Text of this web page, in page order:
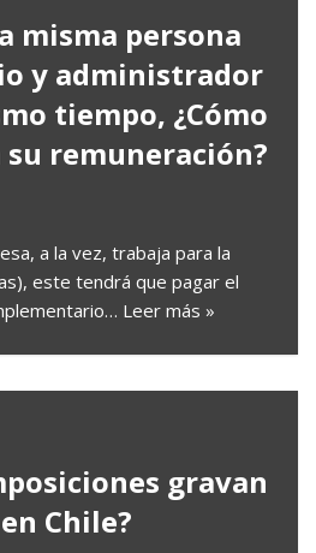
misma persona
y administrador
tiempo, ¿Cómo
remuneración?
a la vez, trabaja para la
este tendrá que pagar el
Leer más »
gravan
Chile?